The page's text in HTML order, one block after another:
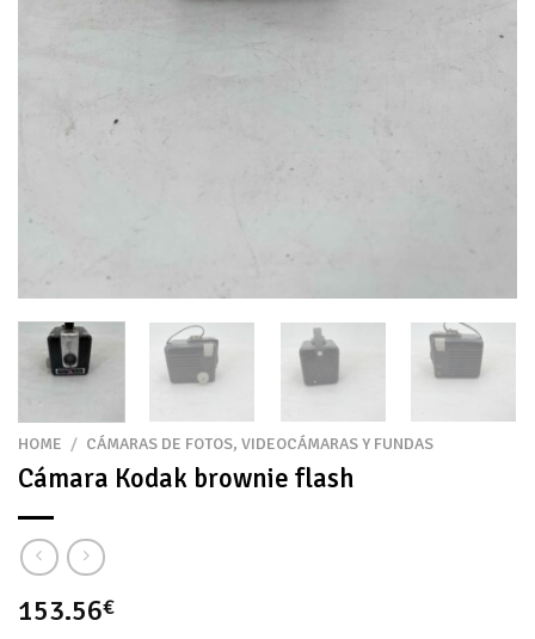
HOME / CÁMARAS DE FOTOS, VIDEOCÁMARAS Y FUNDAS
Cámara Kodak brownie flash
153.56€